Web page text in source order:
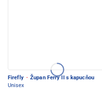
Firefly · Župan Ferry II s kapucňou
Unisex